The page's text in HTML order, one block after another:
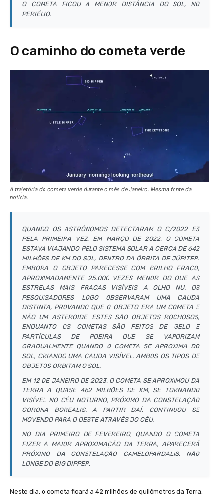
O COMETA FICOU A MENOR DISTÂNCIA DO SOL, NO
PERIÉLIO.
O caminho do cometa verde
A trajetória do cometa verde durante o mês de Janeiro. Mesma fonte da
notícia.
QUANDO OS ASTRÔNOMOS DETECTARAM O C/2022 E3
PELA PRIMEIRA VEZ, EM MARÇO DE 2022, O COMETA
ESTAVA VIAJANDO PELO SISTEMA SOLAR A CERCA DE 642
MILHÕES DE KM DO SOL, DENTRO DA ÓRBITA DE JÚPITER.
EMBORA O OBJETO PARECESSE COM BRILHO FRACO,
APROXIMADAMENTE 25.000 VEZES MENOR DO QUE AS
ESTRELAS MAIS FRACAS VISÍVEIS A OLHO NU. OS
PESQUISADORES LOGO OBSERVARAM UMA CAUDA
DISTINTA, PROVANDO QUE O OBJETO ERA UM COMETA E
NÃO UM ASTEROIDE. ESTES SÃO OBJETOS ROCHOSOS,
ENQUANTO OS COMETAS SÃO FEITOS DE GELO E
PARTÍCULAS DE POEIRA QUE SE VAPORIZAM
GRADUALMENTE QUANDO O COMETA SE APROXIMA DO
SOL, CRIANDO UMA CAUDA VISÍVEL. AMBOS OS TIPOS DE
OBJETOS ORBITAM O SOL.
EM 12 DE JANEIRO DE 2023, O COMETA SE APROXIMOU DA
TERRA A QUASE 482 MILHÕES DE KM, SE TORNANDO
VISÍVEL NO CÉU NOTURNO, PRÓXIMO DA CONSTELAÇÃO
CORONA BOREALIS. A PARTIR DAÍ, CONTINUOU SE
MOVENDO PARA O OESTE ATRAVÉS DO CÉU.
NO DIA PRIMEIRO DE FEVEREIRO, QUANDO O COMETA
FIZER A MAIOR APROXIMAÇÃO DA TERRA, APARECERÁ
PRÓXIMO DA CONSTELAÇÃO CAMELOPARDALIS, NÃO
LONGE DO BIG DIPPER.
Neste dia, o cometa ficará a 42 milhões de quilômetros da Terra.